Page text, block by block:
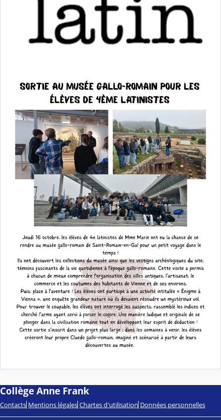
Collège Anne Frank
Contacts Mentions légales Chartes d'utilisation Données personnelles